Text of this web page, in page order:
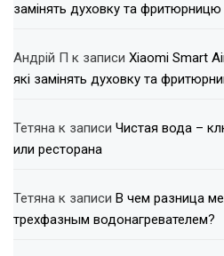
замінять духовку та фритюрницю
Андрій П к записи Xiaomi Smart
які замінять духовку та
Тетяна к записи Чистая вода –
или ресторана
Тетяна к записи В чем разница
трехфазным водонагревателем?